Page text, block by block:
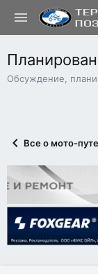
Обсуждение,
Все о мото-